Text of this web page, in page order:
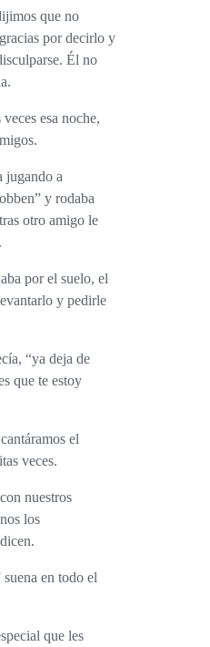
por decirlo y
Él no
y rodaba
otro amigo le
y pedirle
que te estoy
veces.
los